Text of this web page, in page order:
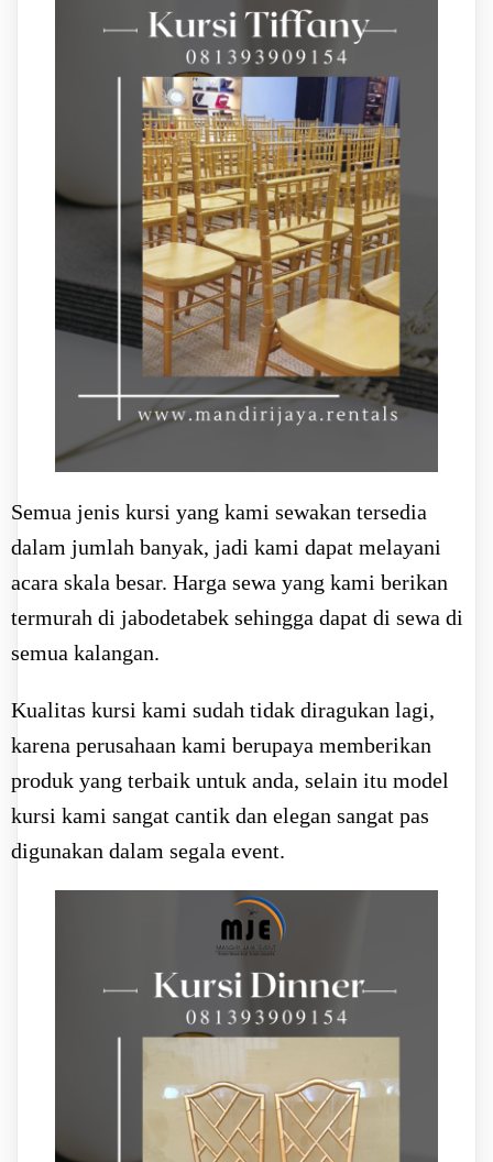
Semua jenis kursi yang kami sewakan tersedia
dalam jumlah banyak, jadi kami dapat melayani
acara skala besar. Harga sewa yang kami berikan
termurah di jabodetabek sehingga dapat di sewa di
semua kalangan.
Kualitas kursi kami sudah tidak diragukan lagi,
karena perusahaan kami berupaya memberikan
produk yang terbaik untuk anda, selain itu model
kursi kami sangat cantik dan elegan sangat pas
digunakan dalam segala event.